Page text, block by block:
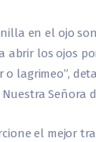
en el ojo
abrir los ojos
lagrimeo”,
Señora
el mejor